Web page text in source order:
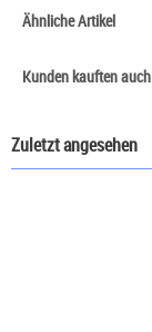
Ähnliche Artikel
Kunden kauften auch
Zuletzt angesehen